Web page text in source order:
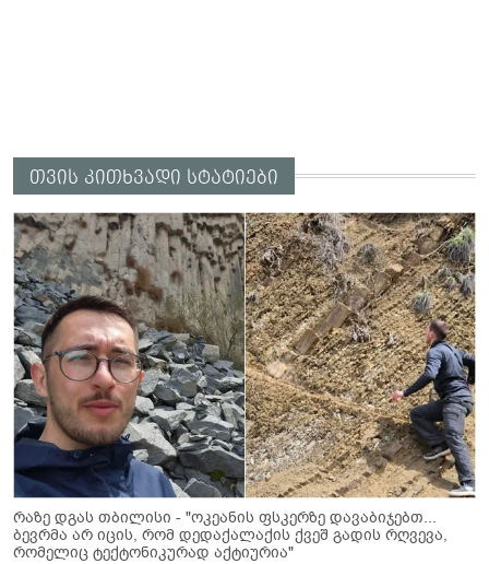
თვის კითხვადი სტატიები
რაზე დგას თბილისი - "ოკეანის ფსკერზე დავაბიჯებთ...
ბევრმა არ იცის, რომ დედაქალაქის ქვეშ გადის რღვევა,
რომელიც ტექტონიკურად აქტიურია"